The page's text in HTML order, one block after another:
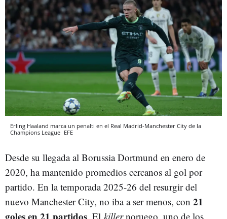
Erling Haaland marca un penalti en el Real Madrid-Manchester City de la
Champions League EFE
Desde su llegada al Borussia Dortmund en enero de
2020, ha mantenido promedios cercanos al gol por
partido. En la temporada 2025-26 del resurgir del
nuevo Manchester City, no iba a ser menos, con 21
. El killernoruego, uno de los